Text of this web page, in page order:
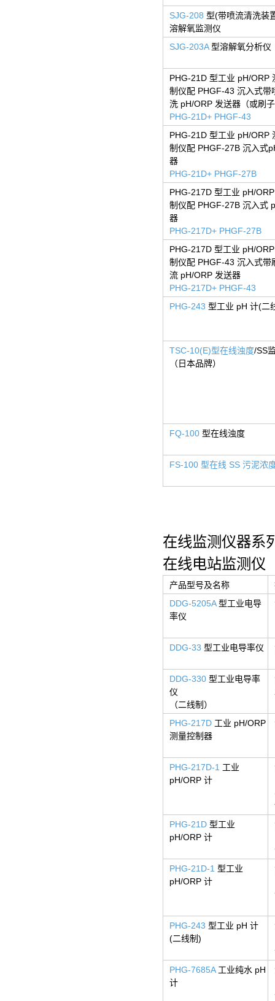
SJG-208 型(带喷流清洗装
溶解氧监测仪
SJG-203A型溶解氧分析仪
PHG-21D 型工业 pH/ORP
制仪配 PHGF-43 沉入式带
洗 pH/ORP 发送器（或刷
PHG-21D+ PHGF-43
PHG-21D 型工业 pH/ORP
制仪配 PHGF-27B 沉入式
器
PHG-21D+ PHGF-27B
PHG-217D 型工业 pH/
制仪配 PHGF-27B 沉入式
器
PHG-217D+ PHGF-27B
PHG-217D 型工业 pH/
制仪配 PHGF-43 沉入式带
流 pH/ORP 发送器
PHG-217D+ PHGF-43
PHG-243 型工业 pH 计(二
TSC-10(E)型在线浊度/SS
（日本品牌）
FQ-100 型在线浊度
FS-100 型在线 SS 污泥浓
在线监测仪器系
在线电站监测仪
产品型号及名称
DDG-5205A 型工业电导
率仪
DDG-33 型工业电导率仪
DDG-330 型工业电导率
仪
（二线制）
PHG-217D 工业 pH/ORP
测量控制器
PHG-217D-1 工业
pH/ORP 计
PHG-21D 型工业
pH/ORP 计
PHG-21D-1 型工业
pH/ORP 计
PHG-243 型工业 pH 计
(二线制)
PHG-7685A工业纯水 pH
计